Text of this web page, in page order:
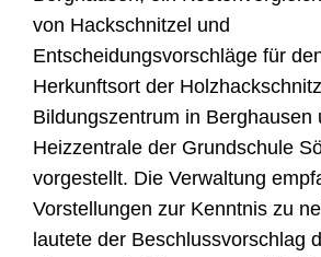
von Hackschnitzel und
Entscheidungsvorschläge für
Herkunftsort der
Bildungszentrum in Berghausen
Heizzentrale der Grundschule
vorgestellt. Die Verwaltung
Vorstellungen zur Kenntnis zu
lautete der Beschlussvorschlag